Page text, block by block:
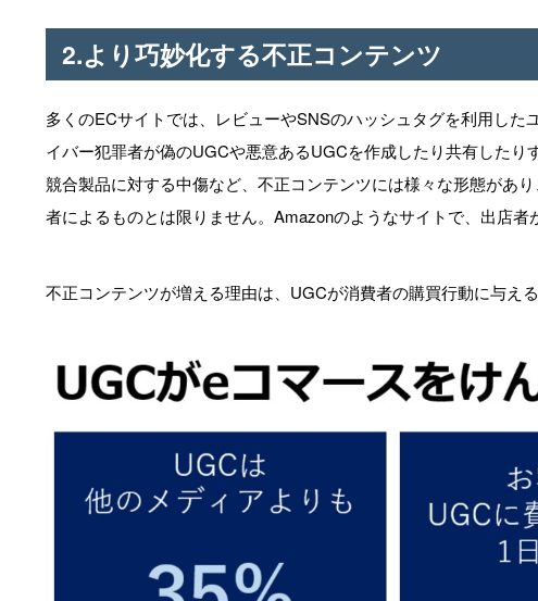
2.より巧妙化する不正コンテンツ
多くのECサイトでは、レビューやSNSのハッシュタグを利用し
イバー犯罪者が偽のUGCや悪意あるUGCを作成したり共有した
競合製品に対する中傷など、不正コンテンツには様々な形態があ
者によるものとは限りません。Amazonのようなサイトで、出店
不正コンテンツが増える理由は、UGCが消費者の購買行動に与え